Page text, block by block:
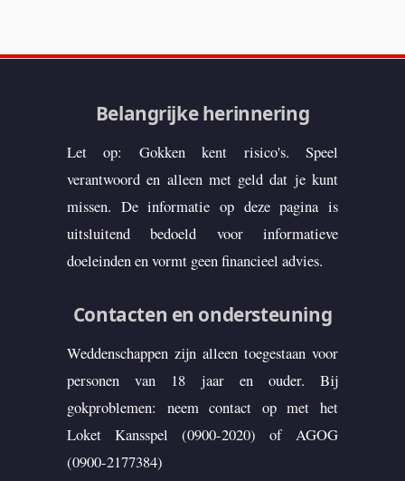
Belangrijke herinnering
Let op: Gokken kent risico's. Speel
verantwoord en alleen met geld dat je kunt
missen. De informatie op deze pagina is
uitsluitend bedoeld voor informatieve
doeleinden en vormt geen financieel advies.
Contacten en ondersteuning
Weddenschappen zijn alleen toegestaan voor
personen van 18 jaar en ouder. Bij
gokproblemen: neem contact op met het
Loket Kansspel (0900-2020) of AGOG
(0900-2177384)